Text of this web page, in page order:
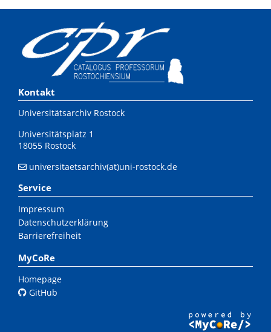
Kontakt
Universitätsarchiv Rostock
Universitätsplatz 1
18055 Rostock
universitaetsarchiv(at)uni-rostock.de
Service
Impressum
Datenschutzerklärung
Barrierefreiheit
MyCoRe
Homepage
GitHub